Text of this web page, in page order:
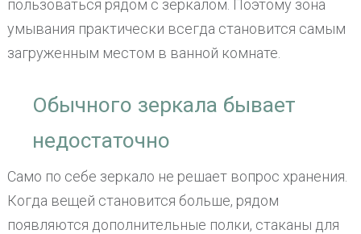
пользоваться рядом с зеркалом. Поэтому зона
умывания практически всегда становится самым
загруженным местом в ванной комнате.
Обычного зеркала бывает
недостаточно
Само по себе зеркало не решает вопрос хранения.
Когда вещей становится больше, рядом
появляются дополнительные полки, стаканы для